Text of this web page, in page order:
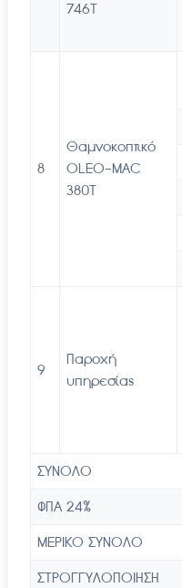
746T
8
Θαμνοκοπτικό
OLEO-MAC
380T
9
Παροχή
υπηρεσίας
ΣΥΝΟΛΟ
ΦΠΑ 24%
ΜΕΡΙΚΟ ΣΥΝΟΛΟ
ΣΤΡΟΓΓΥΛΟΠΟΙΗΣΗ